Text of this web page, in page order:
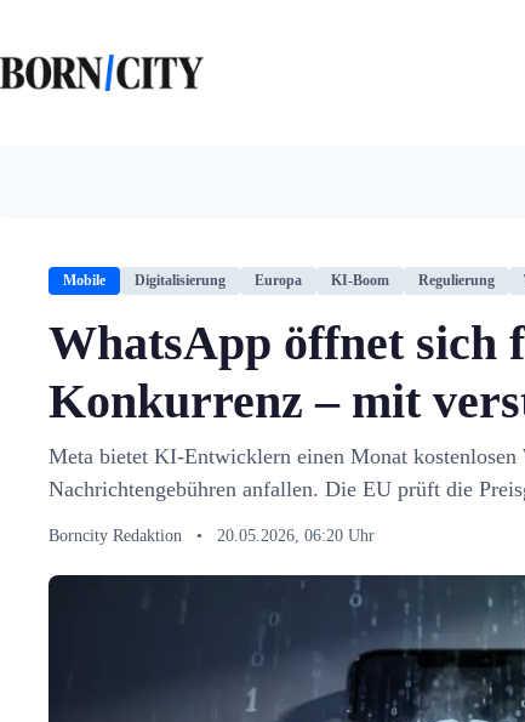
springen
Mobile Digitalisierung Europa KI-Boom Regulierung
WhatsApp öffnet sich
Konkurrenz – mit
Meta bietet KI-Entwicklern einen Monat
Nachrichtengebühren anfallen. Die EU prüft die
Borncity Redaktion • 20.05.2026, 06:20 Uhr